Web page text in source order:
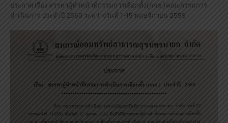
ประกาศ เรื่อง สรรหาผู้ทำหน้าที่กรรมการเลือกตั้ง(กกต.)คณะกรรมการ
ดำเนินการ ประจำปี 2560 ระหว่างวันที่ 1-15 พฤษจิกายน 2559